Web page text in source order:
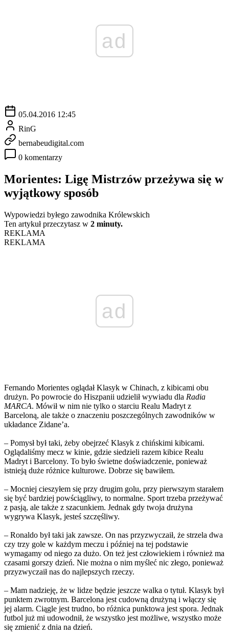
ad
05.04.2016 12:45
RinG
bernabeudigital.com
0 komentarzy
Morientes: Ligę Mistrzów przeżywa się w
wyjątkowy sposób
Wypowiedzi byłego zawodnika Królewskich
Ten artykuł przeczytasz w 2 minuty.
REKLAMA
REKLAMA
ad
Fernando Morientes oglądał Klasyk w Chinach, z kibicami obu
drużyn. Po powrocie do Hiszpanii udzielił wywiadu dla Radia
MARCA. Mówił w nim nie tylko o starciu Realu Madryt z
Barceloną, ale także o znaczeniu poszczególnych zawodników w
układance Zidane’a.
– Pomysł był taki, żeby obejrzeć Klasyk z chińskimi kibicami.
Oglądaliśmy mecz w kinie, gdzie siedzieli razem kibice Realu
Madryt i Barcelony. To było świetne doświadczenie, ponieważ
istnieją duże różnice kulturowe. Dobrze się bawiłem.
– Mocniej cieszyłem się przy drugim golu, przy pierwszym starałem
się być bardziej powściągliwy, to normalne. Sport trzeba przeżywać
z pasją, ale także z szacunkiem. Jednak gdy twoja drużyna
wygrywa Klasyk, jesteś szczęśliwy.
– Ronaldo był taki jak zawsze. On nas przyzwyczaił, że strzela dwa
czy trzy gole w każdym meczu i później na tej podstawie
wymagamy od niego za dużo. On też jest człowiekiem i również ma
czasami gorszy dzień. Nie można o nim myśleć nic złego, ponieważ
przyzwyczaił nas do najlepszych rzeczy.
– Mam nadzieję, że w lidze będzie jeszcze walka o tytuł. Klasyk był
punktem zwrotnym. Barcelona jest cudowną drużyną i włączy się
jej alarm. Ciągle jest trudno, bo różnica punktowa jest spora. Jednak
futbol już mi udowodnił, że wszystko jest możliwe, wszystko może
się zmienić z dnia na dzień.